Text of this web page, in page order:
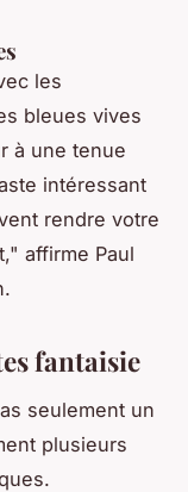
les
bleues vives
à une tenue
intéressant
rendre votre
affirme Paul
fantaisie
seulement un
plusieurs